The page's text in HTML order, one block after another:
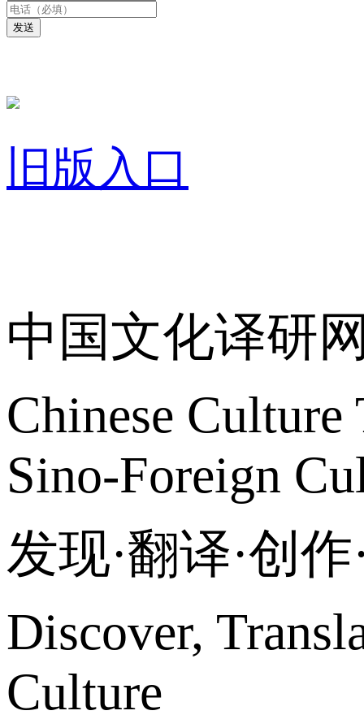
发送
旧版入口
中国文化译研
Chinese
Sino-Foreign
发现·翻译·创
Discover,
Culture